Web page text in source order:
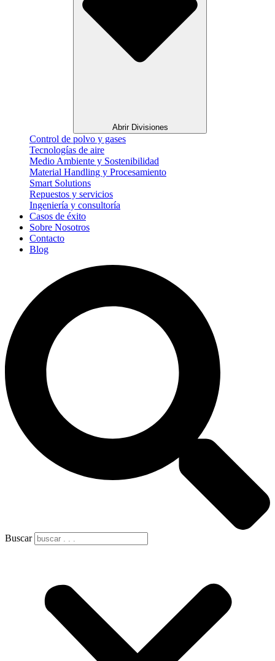
Abrir Divisiones
Control de polvo y gases
Tecnologías de aire
Medio Ambiente y Sostenibilidad
Material Handling y Procesamiento
Smart Solutions
Repuestos y servicios
Ingeniería y consultoría
Casos de éxito
Sobre Nosotros
Contacto
Blog
Buscar